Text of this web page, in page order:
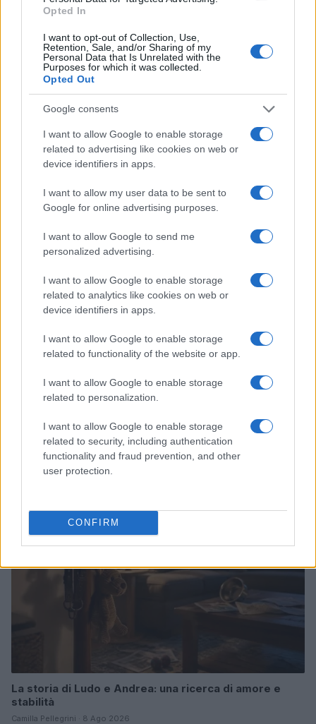
Opted In
I want to opt-out of Collection, Use,
Retention, Sale, and/or Sharing of my
Personal Data that Is Unrelated with the
Purposes for which it was collected.
Opted Out
Google consents
I want to allow Google to enable storage
related to advertising like cookies on web or
device identifiers in apps.
I want to allow my user data to be sent to
Google for online advertising purposes.
I want to allow Google to send me
personalized advertising.
I want to allow Google to enable storage
related to analytics like cookies on web or
device identifiers in apps.
I want to allow Google to enable storage
related to functionality of the website or app.
I want to allow Google to enable storage
related to personalization.
I want to allow Google to enable storage
related to security, including authentication
functionality and fraud prevention, and other
user protection.
CONFIRM
Continua a leggere
CANI
Carpi acquista Gatti dal Cittadella: dettagli sul
trasferimento
Greta Salvati · 8 Ago 2026
La storia di Ludo e Andrea: una ricerca di amore e
stabilità
Camilla Pellegrini · 8 Ago 2026